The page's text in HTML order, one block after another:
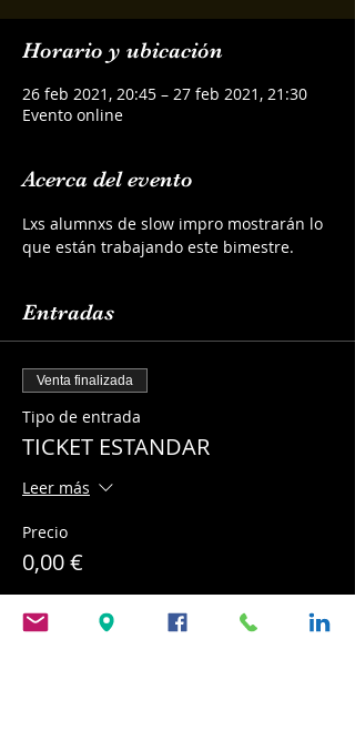
Horario y ubicación
26 feb 2021, 20:45 – 27 feb 2021, 21:30
Evento online
Acerca del evento
Lxs alumnxs de slow impro mostrarán lo
que están trabajando este bimestre.
Entradas
Venta finalizada
Tipo de entrada
TICKET ESTANDAR
Leer más
Precio
0,00 €